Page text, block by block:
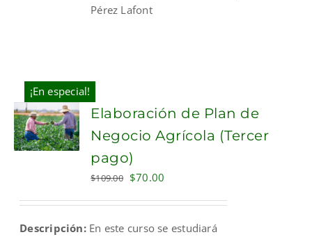
Pérez Lafont
¡En especial!
ADD TO
CART
Elaboración de Plan de
Negocio Agrícola (Tercer
pago)
$109.00 Original
$109.00.
$70.00
$70.00.
Descripción:En este curso se estudiará